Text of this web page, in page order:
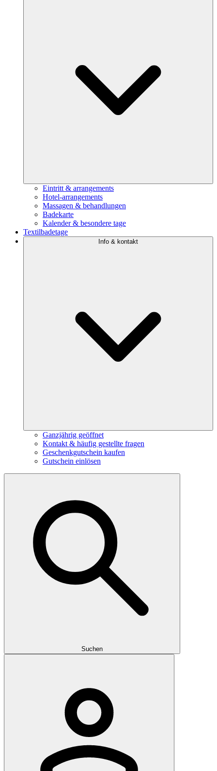
Eintritt & arrangements
Hotel-arrangements
Massagen & behandlungen
Badekarte
Kalender & besondere tage
Textilbadetage
Info & kontakt
Ganzjährig geöffnet
Kontakt & häufig gestellte fragen
Geschenkgutschein kaufen
Gutschein einlösen
Suchen